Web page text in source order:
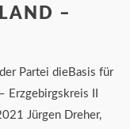
–
Partei dieBasis für
II
Jürgen Dreher,